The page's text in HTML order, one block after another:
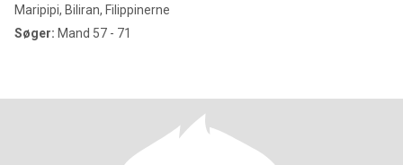
Maripipi, Biliran, Filippinerne
Søger: Mand 57 - 71